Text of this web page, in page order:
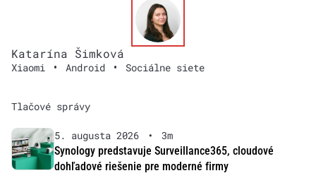
Katarína Šimková
Xiaomi • Android • Sociálne siete
Tlačové správy
5. augusta 2026 •
3m
Synology predstavuje Surveillance365, cloudové
dohľadové riešenie pre moderné firmy